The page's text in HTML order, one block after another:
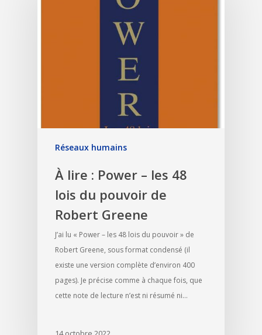
Réseaux humains
À lire : Power – les 48
lois du pouvoir de
Robert Greene
J’ai lu « Power – les 48 lois du pouvoir » de
Robert Greene, sous format condensé (il
existe une version complète d’environ 400
pages). Je précise comme à chaque fois, que
cette note de lecture n’est ni résumé ni…